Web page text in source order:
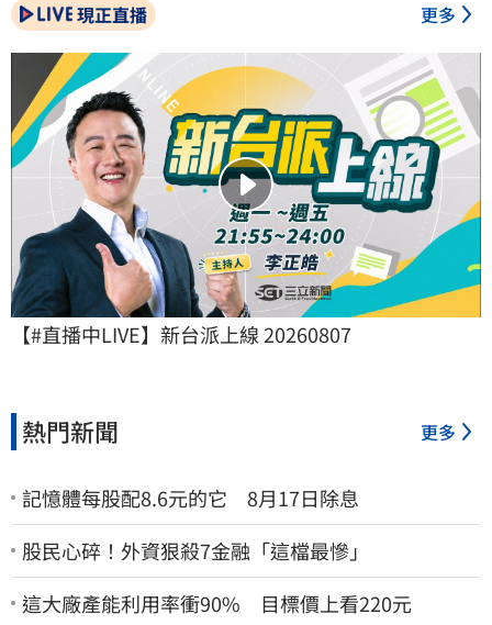
現正直播 更多
【#直播中LIVE】新台派上線 20260807
熱門新聞 更多
記憶體每股配8.6元的它 8月17日除息
股民心碎！外資狠殺7金融「這檔最慘」
這大廠產能利用率衝90% 目標價上看220元